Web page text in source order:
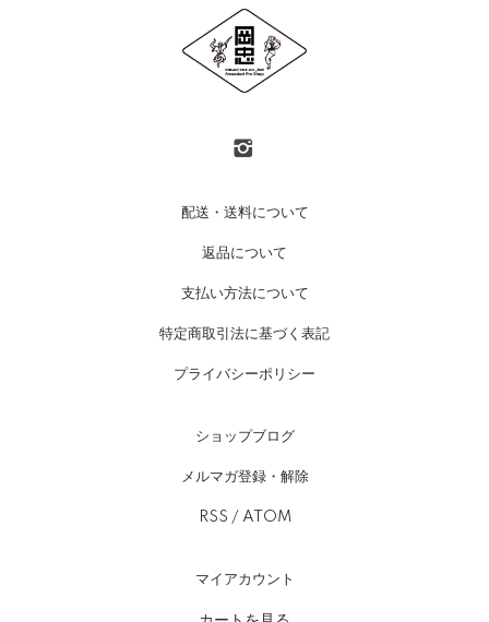
配送・送料について
返品について
支払い方法について
特定商取引法に基づく表記
プライバシーポリシー
ショップブログ
メルマガ登録・解除
RSS / ATOM
マイアカウント